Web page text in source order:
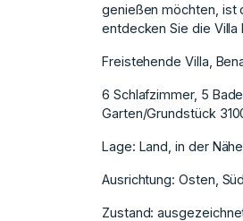
genießen möchten, ist
entdecken Sie die Villa
Freistehende Villa,
6 Schlafzimmer, 5
Garten/Grundstück
Lage: Land, in der
Ausrichtung: Osten,
Zustand: